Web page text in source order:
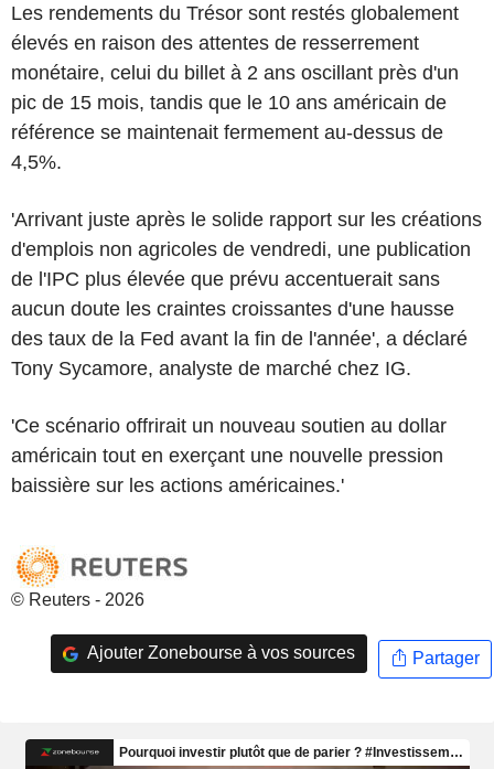
Les rendements du Trésor sont restés globalement
élevés en raison des attentes de resserrement
monétaire, celui du billet à 2 ans oscillant près d'un
pic de 15 mois, tandis que le 10 ans américain de
référence se maintenait fermement au-dessus de
4,5%.
'Arrivant juste après le solide rapport sur les créations
d'emplois non agricoles de vendredi, une publication
de l'IPC plus élevée que prévu accentuerait sans
aucun doute les craintes croissantes d'une hausse
des taux de la Fed avant la fin de l'année', a déclaré
Tony Sycamore, analyste de marché chez IG.
'Ce scénario offrirait un nouveau soutien au dollar
américain tout en exerçant une nouvelle pression
baissière sur les actions américaines.'
© Reuters - 2026
Ajouter Zonebourse à vos sources Partager